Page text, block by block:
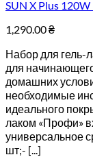
SUN X Plus
1,290.00₴
Набор для гель-
для
домашних
необходимые
идеального
лаком «Профи»
универсальное
шт;- [...]